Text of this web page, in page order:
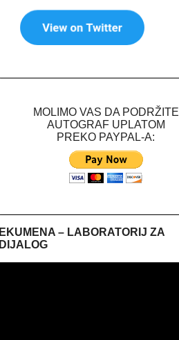
MOLIMO VAS DA PODRŽITE
AUTOGRAF UPLATOM
PREKO PAYPAL-A:
EKUMENA – LABORATORIJ ZA
DIJALOG